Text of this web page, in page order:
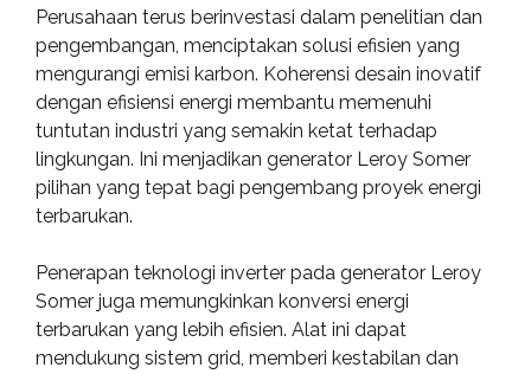
Perusahaan terus berinvestasi dalam penelitian dan
pengembangan, menciptakan solusi efisien yang
mengurangi emisi karbon. Koherensi desain inovatif
dengan efisiensi energi membantu memenuhi
tuntutan industri yang semakin ketat terhadap
lingkungan. Ini menjadikan generator Leroy Somer
pilihan yang tepat bagi pengembang proyek energi
terbarukan.
Penerapan teknologi inverter pada generator Leroy
Somer juga memungkinkan konversi energi
terbarukan yang lebih efisien. Alat ini dapat
mendukung sistem grid, memberi kestabilan dan